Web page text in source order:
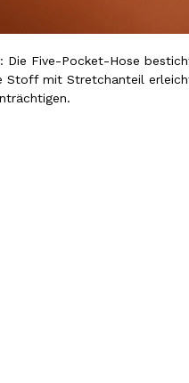
Five-Pocket-Hose
Stoff mit Stretchanteil